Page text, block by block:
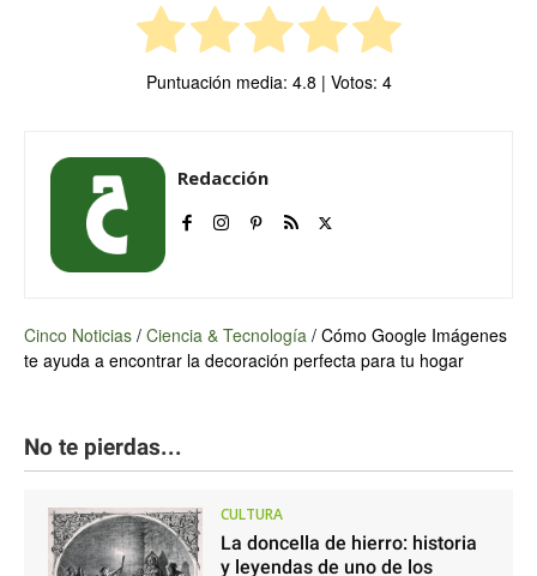
Puntuación media: 4.8 | Votos: 4
Redacción
Cinco Noticias / Ciencia & Tecnología / Cómo Google Imágenes
te ayuda a encontrar la decoración perfecta para tu hogar
No te pierdas...
CULTURA
La doncella de hierro: historia
y leyendas de uno de los